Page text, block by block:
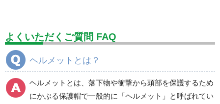
設備用品・作業補助用品 工事作業用品
分煙対策機器
電気保守用品 ワイパー クリーンルーム対策用品
防災グッズ（防災セット） 救急医療品
よくいただくご質問 FAQ
ヘルメットとは？
ヘルメットとは、落下物や衝撃から頭部を保護するため
にかぶる保護帽で一般的に「ヘルメット」と呼ばれてい